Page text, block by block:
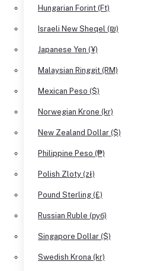
Hungarian Forint (Ft)
Israeli New Sheqel (₪)
Japanese Yen (¥)
Malaysian Ringgit (RM)
Mexican Peso ($)
Norwegian Krone (kr)
New Zealand Dollar ($)
Philippine Peso (₱)
Polish Zloty (zł)
Pound Sterling (£)
Russian Ruble (руб)
Singapore Dollar ($)
Swedish Krona (kr)